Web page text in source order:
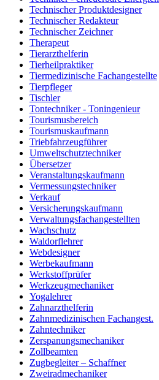
Technischer Produktdesigner
Technischer Redakteur
Technischer Zeichner
Therapeut
Tierarzthelferin
Tierheilpraktiker
Tiermedizinische Fachangestellte
Tierpfleger
Tischler
Tontechniker - Toningenieur
Tourismusbereich
Tourismuskaufmann
Triebfahrzeugführer
Umweltschutztechniker
Übersetzer
Veranstaltungskaufmann
Vermessungstechniker
Verkauf
Versicherungskaufmann
Verwaltungsfachangestellten
Wachschutz
Waldorflehrer
Webdesigner
Werbekaufmann
Werkstoffprüfer
Werkzeugmechaniker
Yogalehrer
Zahnarzthelferin
Zahnmedizinischen Fachangest.
Zahntechniker
Zerspanungsmechaniker
Zollbeamten
Zugbegleiter – Schaffner
Zweiradmechaniker